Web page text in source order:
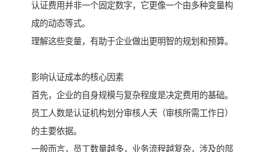
认证费用并非一个固定数字，它更像一个由多种变量构
成的动态等式。
理解这些变量，有助于企业做出更明智的规划和预算。
影响认证成本的核心因素
首先，企业的自身规模与复杂程度是决定费用的基础。
员工人数是认证机构划分审核人天（审核所需工作日）
的主要依据。
一般而言，员工数量越多，业务流程越复杂，涉及的部